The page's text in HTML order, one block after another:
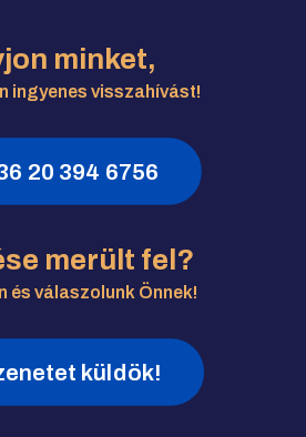
minket,
ingyenes visszahívást!
20 394 6756
merült fel?
és válaszolunk Önnek!
küldök!